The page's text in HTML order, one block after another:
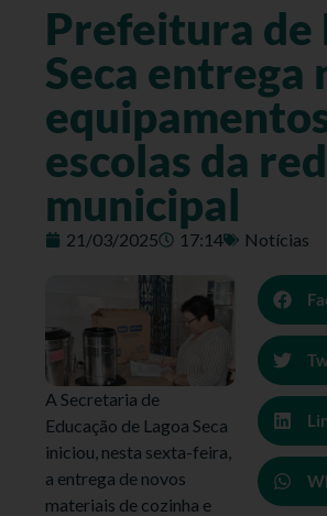
Prefeitura de
Seca entrega
escolas da
municipal
21/03/2025 17:14 Notícias
A Secretaria de
Educação de Lagoa Seca
iniciou, nesta sexta-feira,
a entrega de novos
materiais de cozinha e